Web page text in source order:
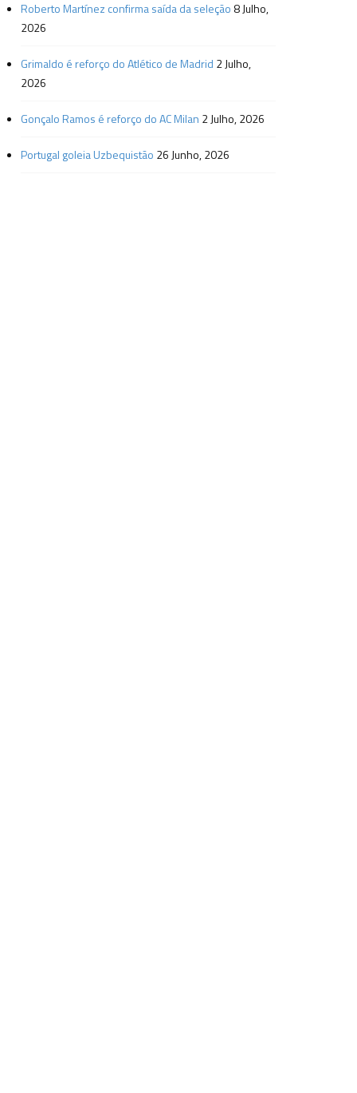
Roberto Martínez confirma saída da seleção 8 Julho,
2026
Grimaldo é reforço do Atlético de Madrid 2 Julho,
2026
Gonçalo Ramos é reforço do AC Milan 2 Julho, 2026
Portugal goleia Uzbequistão 26 Junho, 2026